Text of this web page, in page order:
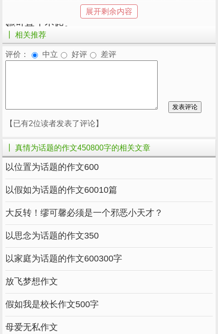
地利，在意大利去了威尼斯、米兰、佛罗伦萨，
她可真了不起。
想起我，从来都是家里娇生惯养的“小公
主”，衣来伸手，饭来张口。自已和乌塔对比一
门，走远路。而且几乎每天上学都要送我们。放
学还要来接我们。想到这儿，我想对家长说一
亲爱的爸爸妈妈们，多给我们一些锻炼的机
会吧。同时我们也要增强自己的独立性，就像一
首歌唱的那样：“不经历风雨怎么能见彩
虹……”。
四年级上册第七单元作文：从《乌塔》想到
的450字
学过课文《乌塔》，我深有感触。乌塔是一
个和我们差不多大的女孩，可是她却能一个人游
玩欧洲的许多国家。
从乌塔身上，我看到了外国孩子的独立能力
特别强。由此，我想到了我们中国孩子，从小一
展开剩余内容
┃ 相关推荐
评价： 中立 好评 差评
【已有2位读者发表了评论】
┃ 真情为话题的作文450800字的相关文章
以位置为话题的作文600
以假如为话题的作文60010篇
大反转！缪可馨必须是一个邪恶小天才？
以思念为话题的作文350
以家庭为话题的作文600300字
放飞梦想作文
假如我是校长作文500字
母爱无私作文